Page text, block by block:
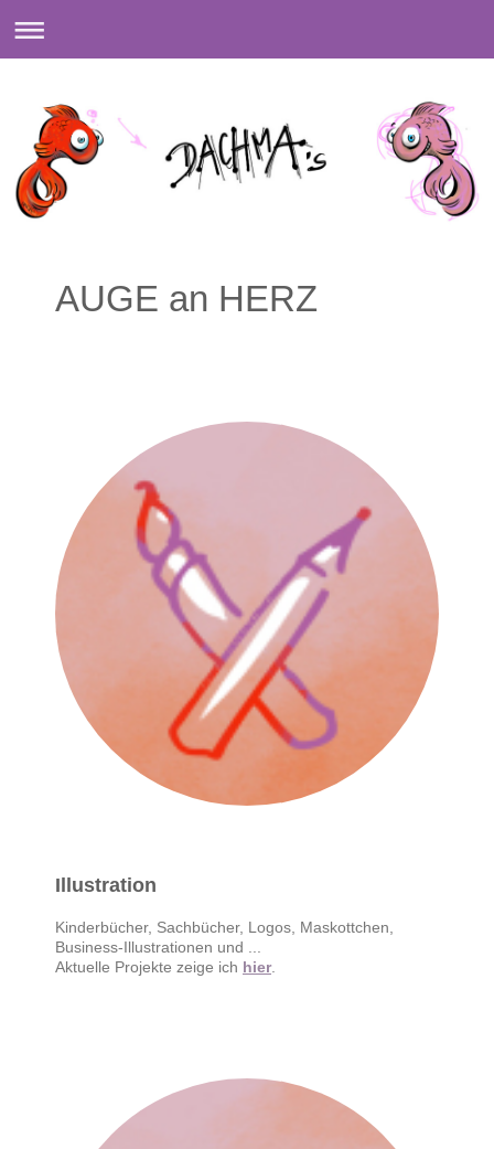
AUGE an HERZ
Illustration
Kinderbücher, Sachbücher, Logos, Maskottchen,
Business-Illustrationen und ...
Aktuelle Projekte zeige ich hier.